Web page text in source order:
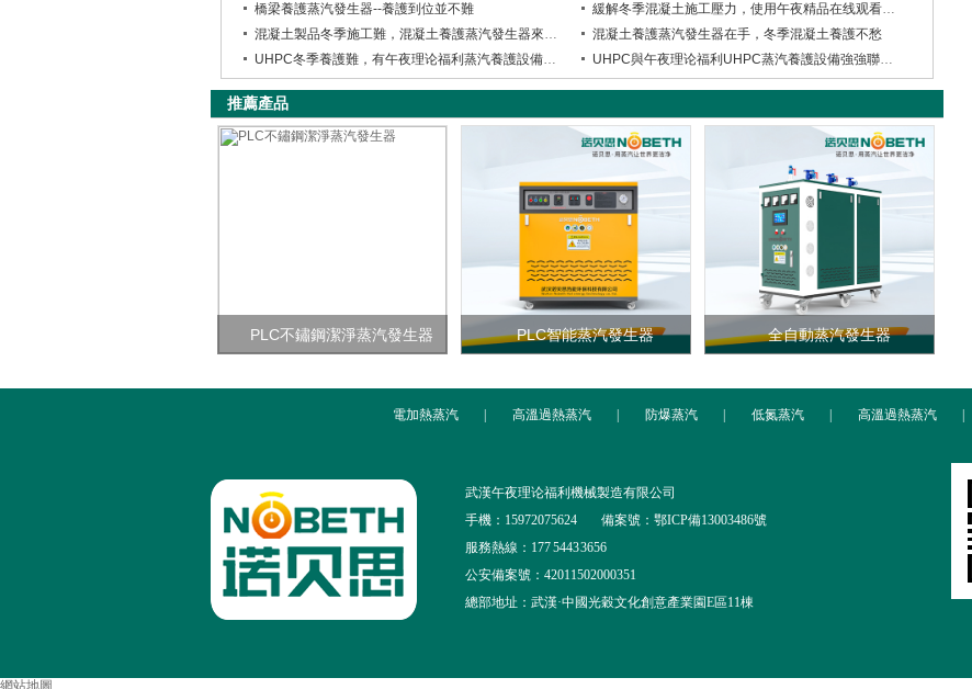
橋梁養護蒸汽發生器--養護到位並不難
緩解冬季混凝土施工壓力，使用午夜精品在线观看養護混凝土製品解放工期
混凝土製品冬季施工難，混凝土養護蒸汽發生器來送溫暖
混凝土養護蒸汽發生器在手，冬季混凝土養護不愁
UHPC冬季養護難，有午夜理论福利蒸汽養護設備都不是事兒
UHPC與午夜理论福利UHPC蒸汽養護設備強強聯合霸道來襲
推薦產品
PLC不鏽鋼潔淨蒸汽發生器 PLC智能蒸汽發生器 全自動蒸汽發生器
電加熱蒸汽 高溫過熱蒸汽 防爆蒸汽 低氮蒸汽 高溫過熱蒸汽
武漢午夜理论福利機械製造有限公司
手機：15972075624
備案號：鄂ICP備13003486號
服務熱線：177 5443 3656
公安備案號：42011502000351
總部地址：武漢·中國光穀文化創意產業園E區11棟
網站地圖